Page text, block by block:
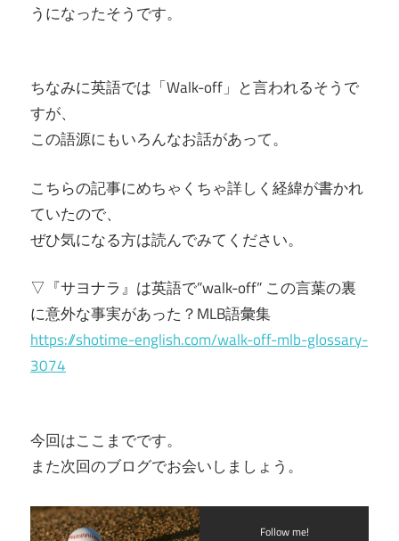
うになったそうです。
ちなみに英語では「Walk-off」と言われるそうで
すが、
この語源にもいろんなお話があって。
こちらの記事にめちゃくちゃ詳しく経緯が書かれ
ていたので、
ぜひ気になる方は読んでみてください。
▽『サヨナラ』は英語で”walk-off” この言葉の裏
に意外な事実があった？MLB語彙集
https://shotime-english.com/walk-off-mlb-glossary-
3074
今回はここまでです。
また次回のブログでお会いしましょう。
Follow me!